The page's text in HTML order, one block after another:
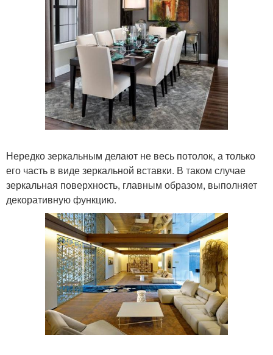
Нередко зеркальным делают не весь потолок, а только
его часть в виде зеркальной вставки. В таком случае
зеркальная поверхность, главным образом, выполняет
декоративную функцию.